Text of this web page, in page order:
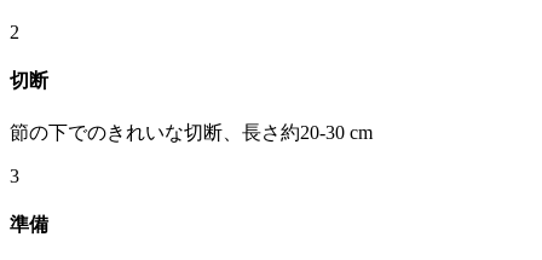
2
切断
節の下でのきれいな切断、長さ約20-30 cm
3
準備